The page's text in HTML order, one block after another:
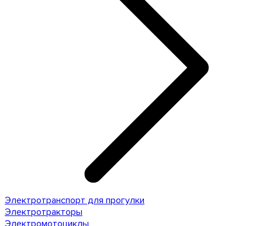
Электротранспорт для прогулки
Электротракторы
Электромотоциклы